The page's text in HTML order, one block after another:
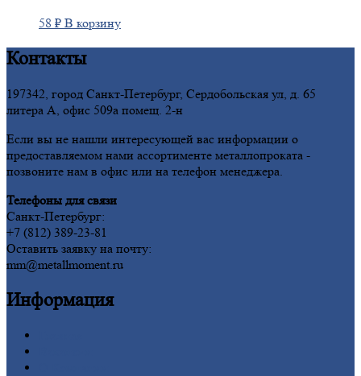
58 ₽ В корзину
Контакты
197342, город Санкт-Петербург, Сердобольская ул, д. 65
литера А, офис 509а помещ. 2-н
Если вы не нашли интересующей вас информации о
предоставляемом нами ассортименте металлопроката -
позвоните нам в офис или на телефон менеджера.
Телефоны для связи
Санкт-Петербург:
+7 (812) 389-23-81
Оставить заявку на почту:
mm@metallmoment.ru
Информация